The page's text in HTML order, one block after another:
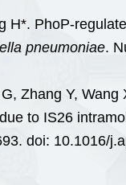
H*. PhoP-
pneumoniae.
Zhang Y, Wang
to IS26
doi: 10.1016/